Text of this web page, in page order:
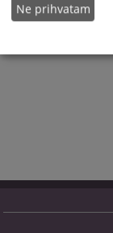
Ne prihvatam